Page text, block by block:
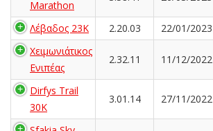
Marathon
Λέβαδος 23Κ 2.20.03 22/01/2023
Χειμωνιάτικος
Ενιπέας
2.32.11 11/12/2022
Dirfys Trail
30K
3.01.14 27/11/2022